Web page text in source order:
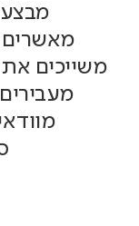
משייכים